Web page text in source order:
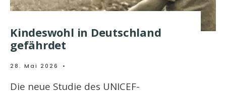
Kindeswohl in Deutschland
gefährdet
28. Mai 2026 •
Die neue Studie des UNICEF-